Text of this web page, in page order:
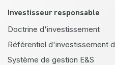
Investisseur responsable
Doctrine d'investissement
Référentiel d'investissement
Système de gestion E&S